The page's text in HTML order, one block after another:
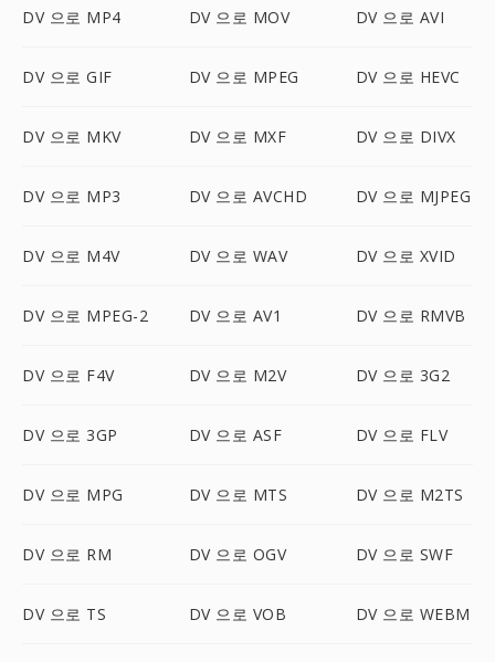
DV 으로 MP4 DV 으로 MOV DV 으로 AVI
DV 으로 GIF DV 으로 MPEG DV 으로 HEVC
DV 으로 MKV DV 으로 MXF DV 으로 DIVX
DV 으로 MP3 DV 으로 AVCHD DV 으로 MJPEG
DV 으로 M4V DV 으로 WAV DV 으로 XVID
DV 으로 MPEG-2 DV 으로 AV1 DV 으로 RMVB
DV 으로 F4V DV 으로 M2V DV 으로 3G2
DV 으로 3GP DV 으로 ASF DV 으로 FLV
DV 으로 MPG DV 으로 MTS DV 으로 M2TS
DV 으로 RM DV 으로 OGV DV 으로 SWF
DV 으로 TS DV 으로 VOB DV 으로 WEBM